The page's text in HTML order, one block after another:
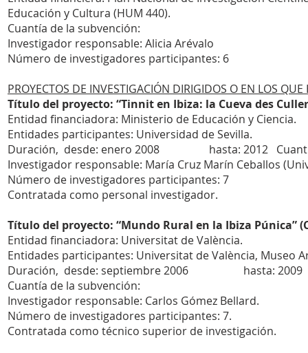
Educación y Cultura (HUM 440).
Cuantía de la subvención:
Investigador responsable: Alicia Arévalo
Número de investigadores participantes: 6
PROYECTOS DE INVESTIGACIÓN DIRIGIDOS O EN LOS
Título del proyecto: “Tinnit en Ibiza: la Cueva des
Entidad financiadora: Ministerio de Educación y Ciencia.
Entidades participantes: Universidad de Sevilla.
Duración, desde: enero 2008 hasta: 2012 Cuantía
Investigador responsable: María Cruz Marín Ceballos
Número de investigadores participantes: 7
Contratada como personal investigador.
Título del proyecto: “Mundo Rural en la Ibiza Púnica”
Entidad financiadora: Universitat de València.
Entidades participantes: Universitat de València, Museo
Duración, desde: septiembre 2006 hasta: 2009
Cuantía de la subvención:
Investigador responsable: Carlos Gómez Bellard.
Número de investigadores participantes: 7.
Contratada como técnico superior de investigación.